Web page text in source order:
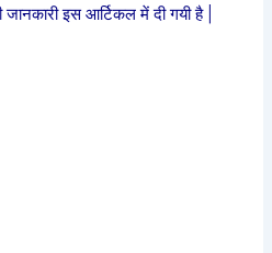
जानकारी इस आर्टिकल में दी गयी है |